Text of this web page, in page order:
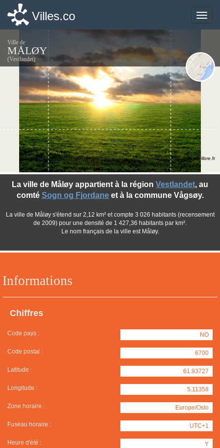
Toggle
Villes.co
Ville de
MÅLØY
(Vestlandet)
Informations
Chiffres
Code pays : NO
Code postal : 6700
Latitude : 61.93727
Longitude : 5.11358
Zone horaire : Europe/Oslo
Fuseau horaire : UTC+1
Heure d'été : Y
La ville de Måløy appartient à la région Vestlandet, au
comté Sogn og Fjordaneet à la commune Vågsøy.
La ville de Måløy s'étend sur 2,12 km² et compte 3 026 habitants (recensement
de 2009) pour une densité de 1 427,36 habitants par km².
Le nom français de la ville est Måløy.
©photo-libre.fr
Toggle
Villes.co